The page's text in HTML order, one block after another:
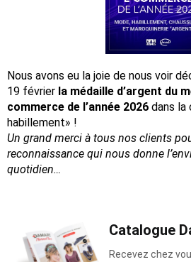
Nous avons eu la joie de nous voir
19 février la médaille d’argent du
commerce de l’année 2026 dans la
habillement» !
Un grand merci à tous nos clients
reconnaissance qui nous donne
quotidien…
Catalogue
Recevez chez